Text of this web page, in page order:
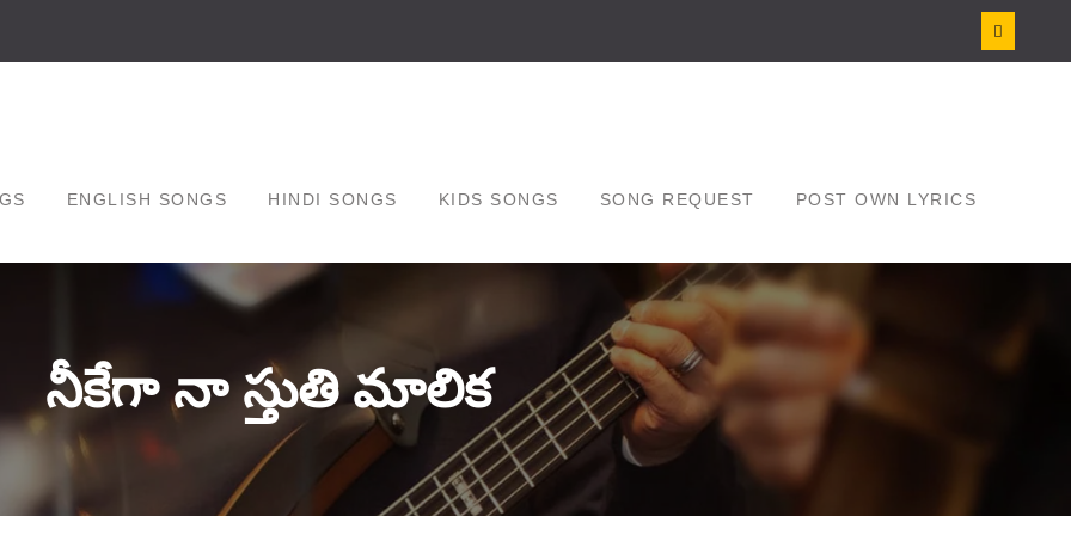
ENGLISH SONGS HINDI SONGS KIDS SONGS SONG REQUEST POST OWN LYRICS
నీకేగా నా స్తుతి మాలిక